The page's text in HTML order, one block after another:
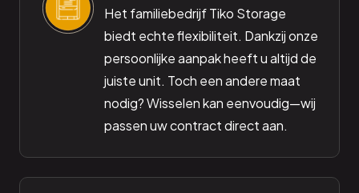
Het familiebedrijf Tiko Storage
biedt echte flexibiliteit. Dankzij onze
persoonlijke aanpak heeft u altijd de
juiste unit. Toch een andere maat
nodig? Wisselen kan eenvoudig—wij
passen uw contract direct aan.